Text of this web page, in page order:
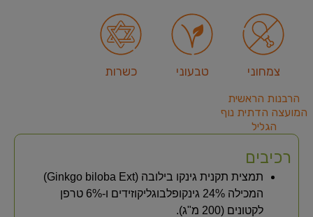
צמחוני טבעוני כשרות
הרבנות הראשית
המועצה הדתית נוף
הגליל
רכיבים
תמצית תקנית גינקו בילובה (Ginkgo biloba Ext)
המכילה 24% גינקופלבוגליקוזידים ו-6% טרפן
לקטונים (200 מ"ג).